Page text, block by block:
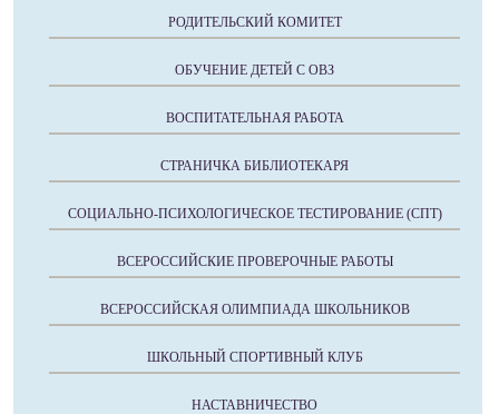
РОДИТЕЛЬСКИЙ КОМИТЕТ
ОБУЧЕНИЕ ДЕТЕЙ С ОВЗ
ВОСПИТАТЕЛЬНАЯ РАБОТА
СТРАНИЧКА БИБЛИОТЕКАРЯ
СОЦИАЛЬНО-ПСИХОЛОГИЧЕСКОЕ ТЕСТИРОВАНИЕ (СПТ)
ВСЕРОССИЙСКИЕ ПРОВЕРОЧНЫЕ РАБОТЫ
ВСЕРОССИЙСКАЯ ОЛИМПИАДА ШКОЛЬНИКОВ
ШКОЛЬНЫЙ СПОРТИВНЫЙ КЛУБ
НАСТАВНИЧЕСТВО